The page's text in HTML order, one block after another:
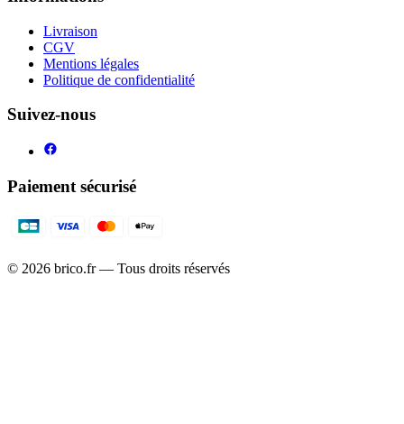
Livraison
CGV
Mentions légales
Politique de confidentialité
Suivez-nous
Paiement sécurisé
© 2026 brico.fr — Tous droits réservés